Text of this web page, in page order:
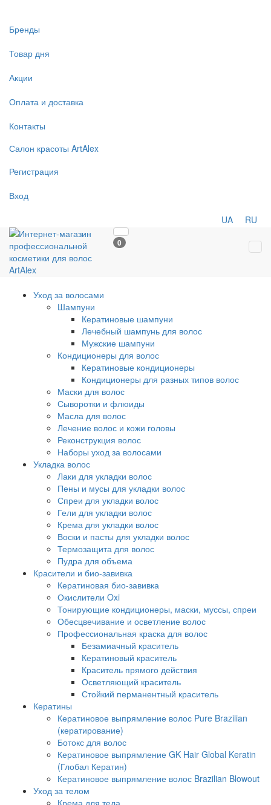
Бренды
Товар дня
Акции
Оплата и доставка
Контакты
Салон красоты ArtAlex
Регистрация
Вход
UA RU
0
Уход за волосами
Шампуни
Кератиновые шампуни
Лечебный шампунь для волос
Мужские шампуни
Кондиционеры для волос
Кератиновые кондиционеры
Кондиционеры для разных типов волос
Маски для волос
Сыворотки и флюиды
Масла для волос
Лечение волос и кожи головы
Реконструкция волос
Наборы уход за волосами
Укладка волос
Лаки для укладки волос
Пены и мусы для укладки волос
Спреи для укладки волос
Гели для укладки волос
Крема для укладки волос
Воски и пасты для укладки волос
Термозащита для волос
Пудра для объема
Красители и био-завивка
Кератиновая био-завивка
Окислители Oxi
Тонирующие кондиционеры, маски, муссы, спреи
Обесцвечивание и осветление волос
Профессиональная краска для волос
Безамиачный краситель
Кератиновый краситель
Краситель прямого действия
Осветляющий краситель
Стойкий перманентный краситель
Кератины
Кератиновое выпрямление волос Pure Brazilian
(кератирование)
Ботокс для волос
Кератиновое выпрямление GK Hair Global Keratin
(Глобал Кератин)
Кератиновое выпрямление волос Brazilian Blowout
Уход за телом
Крема для тела